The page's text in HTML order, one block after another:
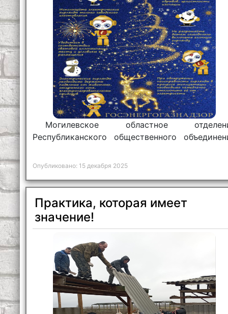
Могилевское областное
Республиканского общественного
принять участие в областном
Опубликовано: 15 декабря 2025
Практика, которая имеет
значение!